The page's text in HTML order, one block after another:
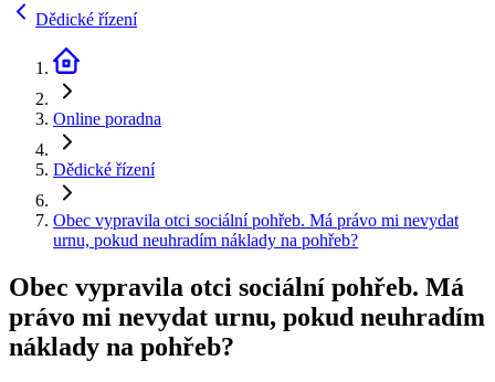
Dědické řízení
Online poradna
Dědické řízení
Obec vypravila otci sociální pohřeb. Má právo mi nevydat
urnu, pokud neuhradím náklady na pohřeb?
Obec vypravila otci sociální pohřeb. Má
právo mi nevydat urnu, pokud neuhradím
náklady na pohřeb?